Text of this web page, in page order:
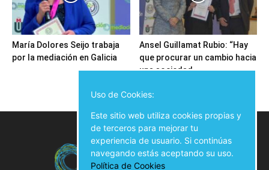
María Dolores Seijo trabaja
por la mediación en Galicia
Ansel Guillamat Rubio: “Hay
que procurar un cambio hacia
una sociedad...
Uso de Cookies:
Este sitio web utiliza cookies propias y
de terceros para mejorar tu
experiencia de usuario. Si continúas
navegando estás aceptando su uso.
Política de Cookies